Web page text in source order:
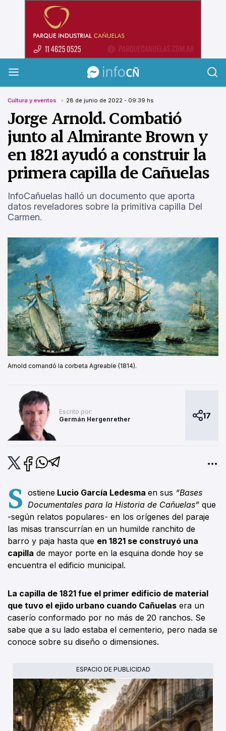
Cultura y eventos 28 de junio de 2022 - 09:39 hs
Jorge Arnold. Combatió
junto al Almirante Brown y
en 1821 ayudó a construir la
primera capilla de Cañuelas
InfoCañuelas halló un documento que aporta
datos reveladores sobre la primitiva capilla Del
Carmen.
Arnold comandó la corbeta Agreable (1814).
Escrito por:
Germán Hergenrether
17
S ostiene Lucio García Ledesmaen sus “Bases
Documentales para la Historia de Cañuelas” que
-según relatos populares- en los orígenes del paraje
las misas transcurrían en un humilde ranchito de
barro y paja hasta que en 1821 se construyó una
capilla de mayor porte en la esquina donde hoy se
encuentra el edificio municipal.
La capilla de 1821 fue el primer edificio de material
que tuvo el ejido urbano cuando Cañuelas era un
caserío conformado por no más de 20 ranchos. Se
sabe que a su lado estaba el cementerio, pero nada se
conoce sobre su diseño o dimensiones.
ESPACIO DE PUBLICIDAD